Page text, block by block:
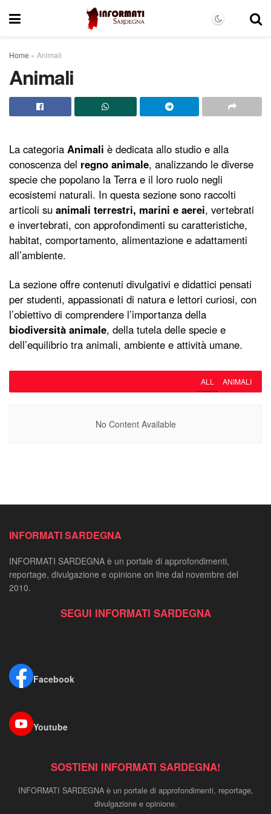
Home » Animali
Animali
La categoria Animali è dedicata allo studio e alla
conoscenza del regno animale, analizzando le diverse
specie che popolano la Terra e il loro ruolo negli
ecosistemi naturali. In questa sezione sono raccolti
articoli su animali terrestri, marini e aerei, vertebrati
e invertebrati, con approfondimenti su caratteristiche,
habitat, comportamento, alimentazione e adattamenti
all’ambiente.
La sezione offre contenuti divulgativi e didattici pensati
per studenti, appassionati di natura e lettori curiosi, con
l’obiettivo di comprendere l’importanza della
biodiversità animale, della tutela delle specie e
dell’equilibrio tra animali, ambiente e attività umane.
ALL ANIMALI
No Content Available
INFORMATI SARDEGNA
INFORMATI SARDEGNA è un portale di approfondimenti,
reportage, divulgazione e opinione on line dal novembre del
2010.
SEGUI INFORMATI SARDEGNA
Facebook
Youtube
SOSTIENI INFORMATI SARDEGNA!
INFORMATI SARDEGNA è un portale di approfondimenti, reportage,
divulgazione e opinione.